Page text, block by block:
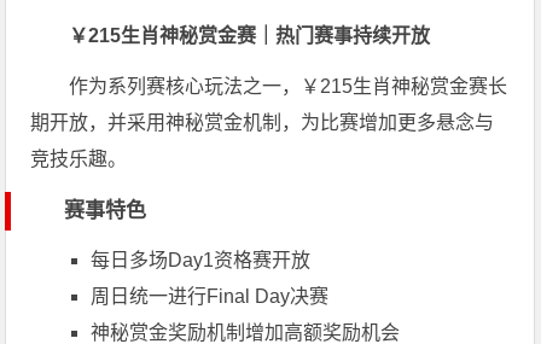
￥215生肖神秘赏金赛｜热门赛事持续开放
作为系列赛核心玩法之一，￥215生肖神秘赏金赛长
期开放，并采用神秘赏金机制，为比赛增加更多悬念与
竞技乐趣。
赛事特色
每日多场Day1资格赛开放
周日统一进行Final Day决赛
神秘赏金奖励机制增加高额奖励机会